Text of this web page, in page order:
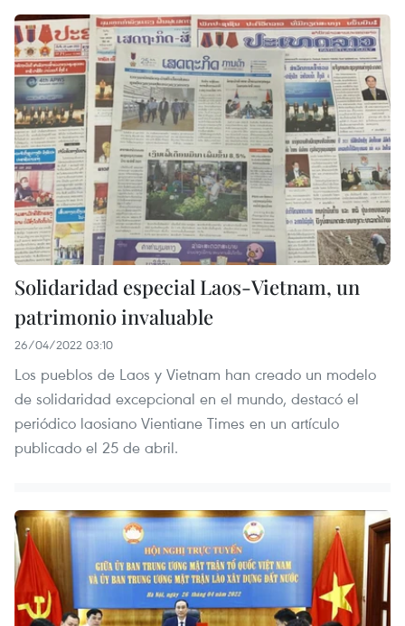
Solidaridad especial Laos-Vietnam, un
patrimonio invaluable
26/04/2022 03:10
Los pueblos de Laos y Vietnam han creado un modelo
de solidaridad excepcional en el mundo, destacó el
periódico laosiano Vientiane Times en un artículo
publicado el 25 de abril.